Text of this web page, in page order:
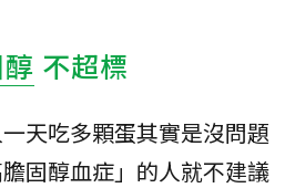
不超標
天吃多顆蛋其實是沒問題
固醇血症」的人就不建議